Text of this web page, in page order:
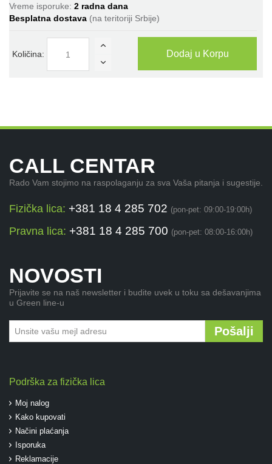
Vreme isporuke: 2 radna dana
Besplatna dostava (na teritoriji Srbije)
Količina: Dodaj u Korpu
CALL CENTAR
Rado Vam stojimo na raspolaganju za sva Vaša pitanja i sugestije.
Fizička lica: +381 18 4 285 702 (pon-pet: 09:00-19:00h)
Pravna lica: +381 18 4 285 700 (pon-pet: 08:00-16:00h)
NOVOSTI
Prijavite se na naš newsletter i budite uvek u toku sa dešavanjima
u Green line-u
Pošalji
Podrška za fizička lica
Moj nalog
Kako kupovati
Načini plaćanja
Isporuka
Reklamacije